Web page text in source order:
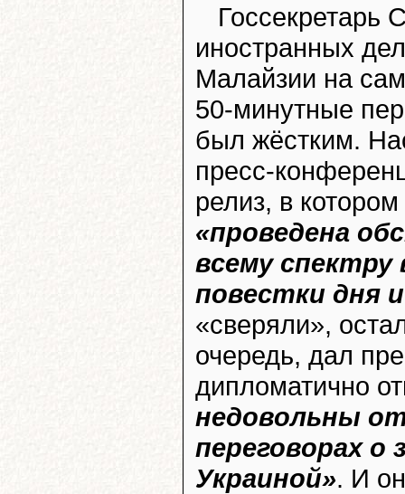
иностранных
Малайзии на
50-минутные
был жёстким.
пресс-
релиз, в
«проведена
всему
повестки дня
«сверяли»,
очередь, дал
дипломатично
недовольны
переговорах
Украиной». И